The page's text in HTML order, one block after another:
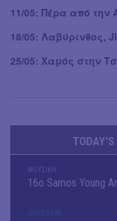
11/05: Πέρα από την
18/05: Λαβύρινθος,
25/05: Χαμός στην
ΜΟΥΣΙΚΗ
16o Samos Young
OUTDΟORS